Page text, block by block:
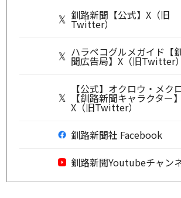
釧路新聞【公式】X（旧
Twitter）
ハラペコグルメガイド【
聞広告局】X（旧Twitter
【公式】オクロウ・メク
【釧路新聞キャラクター】
X（旧Twitter）
釧路新聞社 Facebook
釧路新聞Youtubeチャン